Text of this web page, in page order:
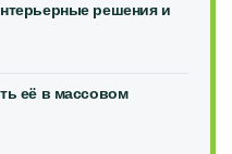
решения и
её в массовом